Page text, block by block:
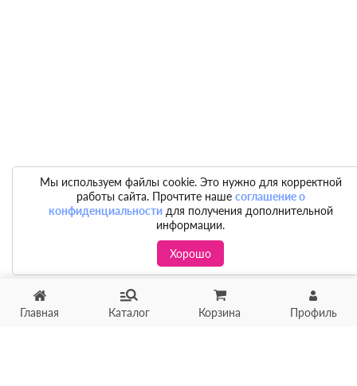
Главная Каталог Корзина Профиль
Мы используем файлы cookie. Это нужно для корректной
работы сайта. Прочтите наше соглашение о
конфиденциальностидля получения дополнительной
информации.
Хорошо